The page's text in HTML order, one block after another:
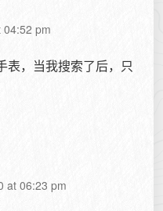
pm
表，当我搜索了后，只
at 06:23 pm